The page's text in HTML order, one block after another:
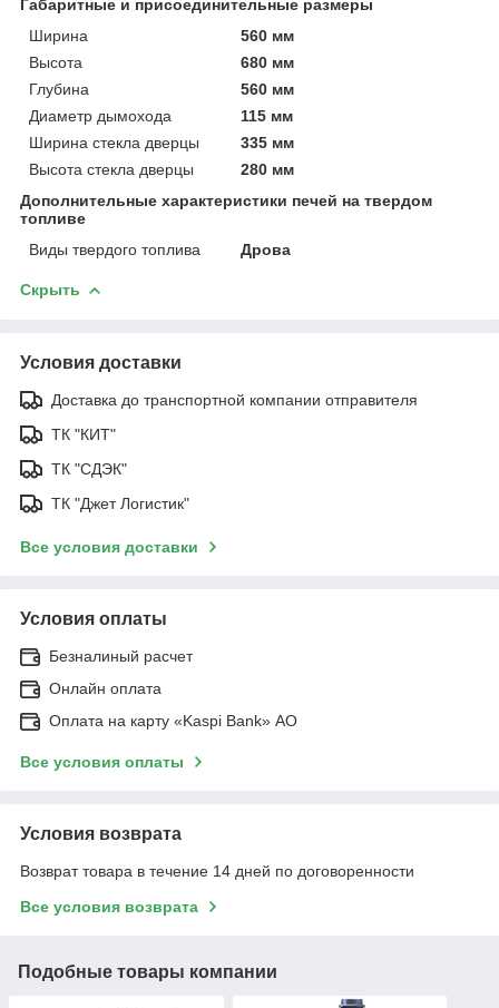
Габаритные и присоединительные размеры
Ширина
560 мм
Высота
680 мм
Глубина
560 мм
Диаметр дымохода
115 мм
Ширина стекла дверцы
335 мм
Высота стекла дверцы
280 мм
Дополнительные характеристики печей на твердом
топливе
Виды твердого топлива
Дрова
Скрыть
Условия доставки
Доставка до транспортной компании отправителя
ТК "КИТ"
ТК "СДЭК"
ТК "Джет Логистик"
Все условия доставки
Условия оплаты
Безналиный расчет
Онлайн оплата
Оплата на карту «Kaspi Bank» АО
Все условия оплаты
Условия возврата
Возврат товара в течение 14 дней по договоренности
Все условия возврата
Подобные товары компании